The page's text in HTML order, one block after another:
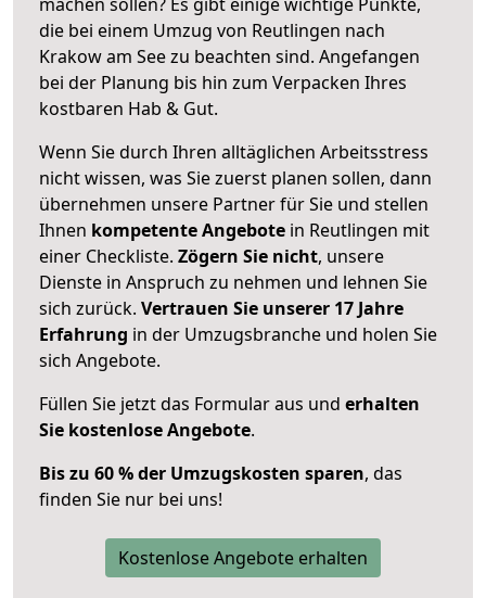
die bei einem Umzug von Reutlingen nach
Krakow am See zu beachten sind. Angefangen
bei der Planung bis hin zum Verpacken Ihres
kostbaren Hab & Gut.
Wenn Sie durch Ihren alltäglichen Arbeitsstress
nicht wissen, was Sie zuerst planen sollen, dann
übernehmen unsere Partner für Sie und stellen
Ihnen kompetente Angebote in Reutlingen mit
einer Checkliste. Zögern Sie nicht, unsere
Dienste in Anspruch zu nehmen und lehnen Sie
sich zurück. Vertrauen Sie unserer 17 Jahre
Erfahrung in der Umzugsbranche und holen Sie
sich Angebote.
Füllen Sie jetzt das Formular aus und erhalten
Sie kostenlose Angebote.
Bis zu 60 % der Umzugskosten sparen, das
finden Sie nur bei uns!
Kostenlose Angebote erhalten